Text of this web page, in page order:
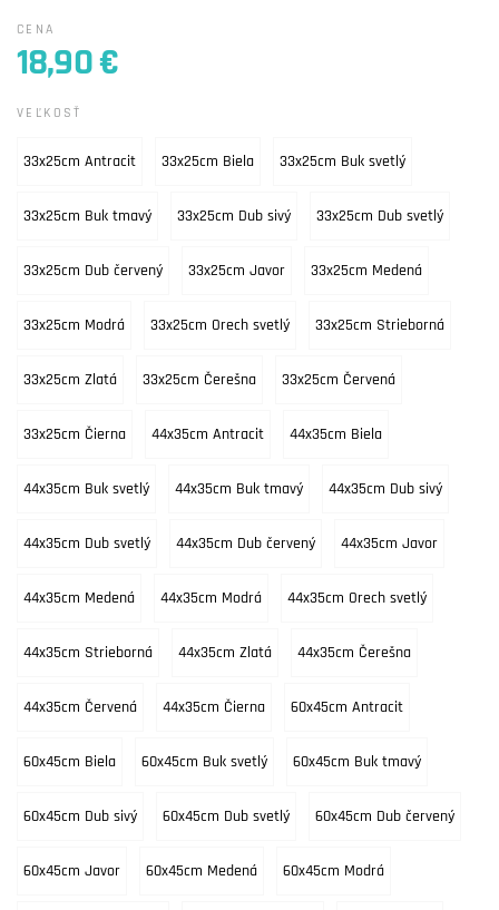
CENA
18,90 €
VEĽKOSŤ
33x25cm Antracit 33x25cm Biela 33x25cm Buk svetlý
33x25cm Buk tmavý 33x25cm Dub sivý 33x25cm Dub svetlý
33x25cm Dub červený 33x25cm Javor 33x25cm Medená
33x25cm Modrá 33x25cm Orech svetlý 33x25cm Strieborná
33x25cm Zlatá 33x25cm Čerešna 33x25cm Červená
33x25cm Čierna 44x35cm Antracit 44x35cm Biela
44x35cm Buk svetlý 44x35cm Buk tmavý 44x35cm Dub sivý
44x35cm Dub svetlý 44x35cm Dub červený 44x35cm Javor
44x35cm Medená 44x35cm Modrá 44x35cm Orech svetlý
44x35cm Strieborná 44x35cm Zlatá 44x35cm Čerešna
44x35cm Červená 44x35cm Čierna 60x45cm Antracit
60x45cm Biela 60x45cm Buk svetlý 60x45cm Buk tmavý
60x45cm Dub sivý 60x45cm Dub svetlý 60x45cm Dub červený
60x45cm Javor 60x45cm Medená 60x45cm Modrá